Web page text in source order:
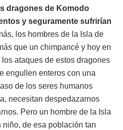
dragones de Komodo
y seguramente sufrirían
los hombres de la Isla de
que un chimpancé y hoy en
ataques de estos dragones
engullen enteros con una
de los seres humanos
necesitan despedazarnos
Pero un hombre de la Isla
de esa población tan